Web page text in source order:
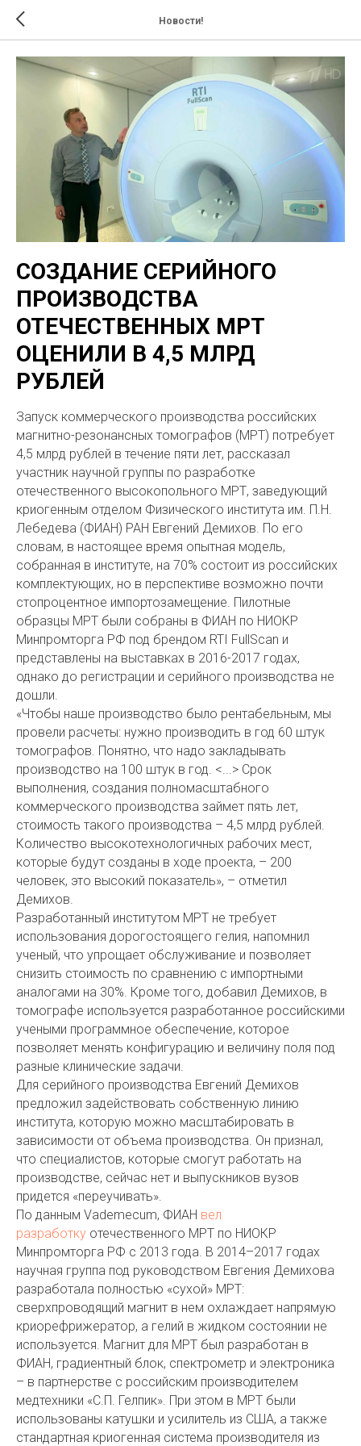
Новости!
СОЗДАНИЕ СЕРИЙНОГО
ПРОИЗВОДСТВА
ОТЕЧЕСТВЕННЫХ МРТ
ОЦЕНИЛИ В 4,5 МЛРД
РУБЛЕЙ
Запуск коммерческого производства российских
магнитно-резонансных томографов (МРТ) потребует
4,5 млрд рублей в течение пяти лет, рассказал
участник научной группы по разработке
отечественного высокопольного МРТ, заведующий
криогенным отделом Физического института им. П.Н.
Лебедева (ФИАН) РАН Евгений Демихов. По его
словам, в настоящее время опытная модель,
собранная в институте, на 70% состоит из российских
комплектующих, но в перспективе возможно почти
стопроцентное импортозамещение. Пилотные
образцы МРТ были собраны в ФИАН по НИОКР
Минпромторга РФ под брендом RTI FullScan и
представлены на выставках в 2016-2017 годах,
однако до регистрации и серийного производства не
дошли.
«Чтобы наше производство было рентабельным, мы
провели расчеты: нужно производить в год 60 штук
томографов. Понятно, что надо закладывать
производство на 100 штук в год. <...> Срок
выполнения, создания полномасштабного
коммерческого производства займет пять лет,
стоимость такого производства – 4,5 млрд рублей.
Количество высокотехнологичных рабочих мест,
которые будут созданы в ходе проекта, – 200
человек, это высокий показатель», – отметил
Демихов.
Разработанный институтом МРТ не требует
использования дорогостоящего гелия, напомнил
ученый, что упрощает обслуживание и позволяет
снизить стоимость по сравнению с импортными
аналогами на 30%. Кроме того, добавил Демихов, в
томографе используется разработанное российскими
учеными программное обеспечение, которое
позволяет менять конфигурацию и величину поля под
разные клинические задачи.
Для серийного производства Евгений Демихов
предложил задействовать собственную линию
института, которую можно масштабировать в
зависимости от объема производства. Он признал,
что специалистов, которые смогут работать на
производстве, сейчас нет и выпускников вузов
придется «переучивать».
По данным Vademecum, ФИАН вел
разработку отечественного МРТ по НИОКР
Минпромторга РФ с 2013 года. В 2014–2017 годах
научная группа под руководством Евгения Демихова
разработала полностью «сухой» МРТ:
сверхпроводящий магнит в нем охлаждает напрямую
криорефрижератор, а гелий в жидком состоянии не
используется. Магнит для МРТ был разработан в
ФИАН, градиентный блок, спектрометр и электроника
– в партнерстве с российским производителем
медтехники «С.П. Гелпик». При этом в МРТ были
использованы катушки и усилитель из США, а также
стандартная криогенная система производителя из